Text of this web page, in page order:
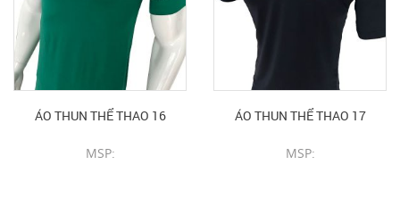
ÁO THUN THỂ THAO 16
MSP:
ÁO THUN THỂ THAO 17
MSP: